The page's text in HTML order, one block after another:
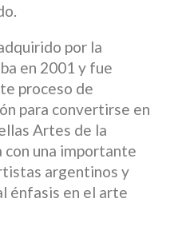
por la
en 2001 y fue
proceso de
para convertirse en
Artes de la
con una importante
argentinos y
énfasis en el arte